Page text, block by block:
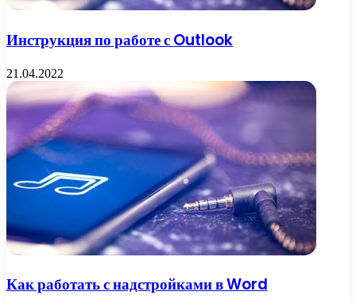
Инструкция по работе с Outlook
21.04.2022
Как работать с надстройками в Word